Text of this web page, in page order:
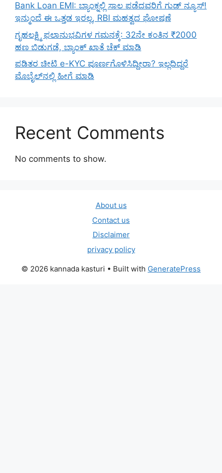
Bank Loan EMI: ಬ್ಯಾಂಕ್ನಲ್ಲಿ ಸಾಲ ಪಡೆದವರಿಗೆ ಗುಡ್ ನ್ಯೂಸ್!
ಇನ್ಮುಂದೆ ಈ ಒತ್ತಡ ಇರಲ್ಲ, RBI ಮಹತ್ವದ ಘೋಷಣೆ
ಗೃಹಲಕ್ಷ್ಮಿ ಫಲಾನುಭವಿಗಳ ಗಮನಕ್ಕೆ: 32ನೇ ಕಂತಿನ ₹2000
ಹಣ ಬಿಡುಗಡೆ, ಬ್ಯಾಂಕ್ ಖಾತೆ ಚೆಕ್ ಮಾಡಿ
ಪಡಿತರ ಚೀಟಿ e-KYC ಪೂರ್ಣಗೊಳಿಸಿದ್ದೀರಾ? ಇಲ್ಲದಿದ್ದರೆ
ಮೊಬೈಲ್‌ನಲ್ಲಿ ಹೀಗೆ ಮಾಡಿ
Recent Comments
No comments to show.
About us
Contact us
Disclaimer
privacy policy
© 2026 kannada kasturi • Built with GeneratePress